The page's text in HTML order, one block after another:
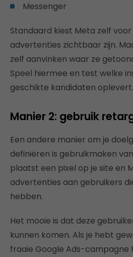
Messenger
Standaard kiest Meta zelf voor
advertenties zichtbaar zijn.
zelf aanvinken waar ze
Speel hiermee en test welke
geschikte kandidaten oplevert.
Manier 2: gebruik
Een andere manier om je
definiëren is gebruikmaken
plaatst een pixel op je site en
advertenties aan gebruikers
hebben.
Het mooie is dat deze
kunnen komen. Als je hebt
fraaie Google Ads-campagne